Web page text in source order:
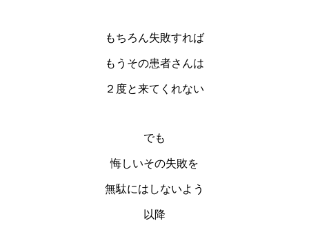
もちろん失敗すれば
もうその患者さんは
２度と来てくれない
でも
悔しいその失敗を
無駄にはしないよう
以降